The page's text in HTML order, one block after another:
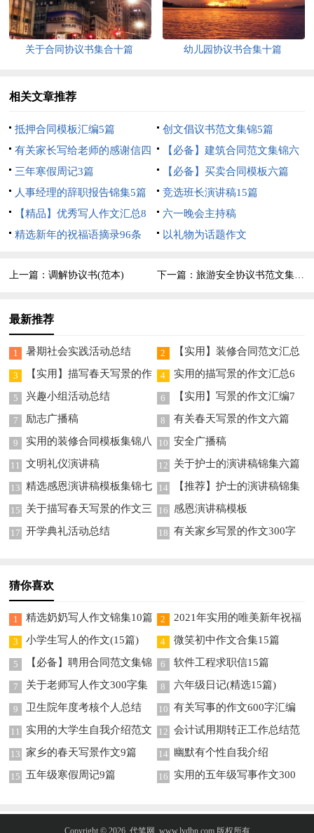
关于合同协议书集合十篇 幼儿园协议书合集十篇
相关文章推荐
抵押合同模板汇编5篇
创文倡议书范文集锦5篇
有关家长写给老师的感谢信四
篇
【必备】建筑合同范文集锦六
篇
三年寒假周记3篇
【必备】买卖合同模板六篇
人事经理的辞职报告锦集5篇
竞选班长演讲稿15篇
【精品】优秀写人作文汇总8
篇
六一晚会主持稿
精选新年的祝福语摘录96条
以礼物为话题作文
上一篇：调解协议书(范本) 下一篇： 旅游安全协议书范文集合六篇
最新推荐
1 暑期社会实践活动总结 2
【实用】装修合同范文汇总
5篇
3
【实用】描写春天写景的作
文合集7篇
4
实用的描写景的作文汇总6
篇
5 兴趣小组活动总结 6
【实用】写景的作文汇编7
篇
7 励志广播稿 8 有关春天写景的作文六篇
9
实用的装修合同模板集锦八
篇
10 安全广播稿
11 文明礼仪演讲稿 12 关于护士的演讲稿锦集六篇
13
精选感恩演讲稿模板集锦七
篇
14
【推荐】护士的演讲稿锦集
8篇
15
关于描写春天写景的作文三
篇
16 感恩演讲稿模板
17 开学典礼活动总结 18 有关家乡写景的作文300字
猜你喜欢
1 精选奶奶写人作文锦集10篇 2
2021年实用的唯美新年祝福
语集锦46条
3 小学生写人的作文(15篇) 4 微笑初中作文合集15篇
5
【必备】聘用合同范文集锦
7篇
6 软件工程求职信15篇
7
关于老师写人作文300字集
锦5篇
8 六年级日记(精选15篇)
9 卫生院年度考核个人总结 10 有关写事的作文600字汇编
八篇
11
实用的大学生自我介绍范文
汇编7篇
12 会计试用期转正工作总结范
文
13 家乡的春天写景作文9篇 14 幽默有个性自我介绍
15 五年级寒假周记9篇 16
实用的五年级写事作文300